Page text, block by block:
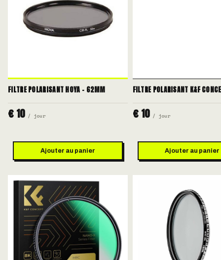
FILTRE POLARISANT HOYA - 62MM
€ 10 / jour
Ajouter au panier
FILTRE POLARISANT K&F
€ 10 / jour
Ajouter au panier